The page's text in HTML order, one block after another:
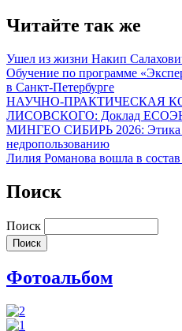
Читайте так же
Ушел из жизни Накип
Обучение по программе
в Санкт-Петербурге
НАУЧНО-ПРАКТИЧЕСКАЯ
ЛИСОВСКОГО: Доклад
МИНГЕО СИБИРЬ 2026: Этика
недропользованию
Лилия Романова вошла в
Поиск
Поиск
Фотоальбом